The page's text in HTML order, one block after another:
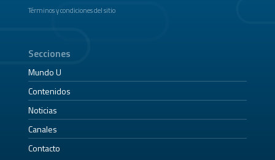
Términos y condiciones del sitio
Secciones
Mundo U
Contenidos
Noticias
Canales
Contacto